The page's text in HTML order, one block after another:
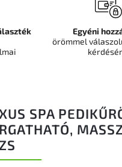
SPA
Egyéni
örömmel